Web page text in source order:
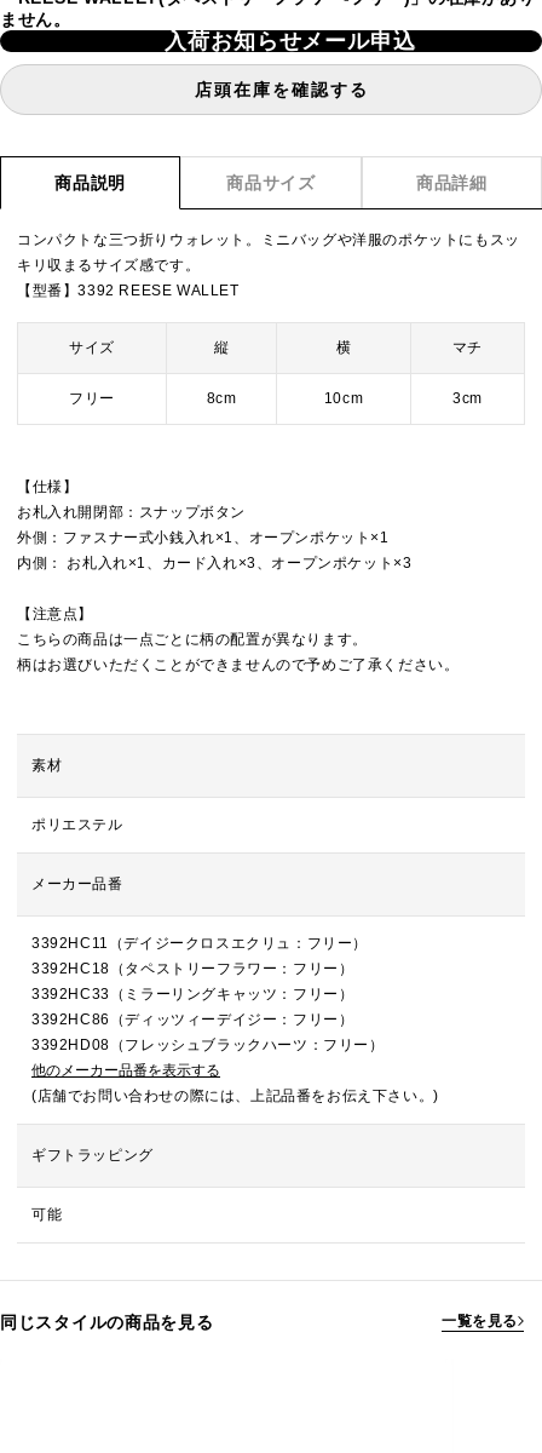
ません。
入荷お知らせメール申込
店頭在庫を確認する
商品説明 商品サイズ 商品詳細
コンパクトな三つ折りウォレット。ミニバッグや洋服のポケットにもスッ
キリ収まるサイズ感です。
【型番】3392 REESE WALLET
サイズ 縦 横 マチ
フリー 8cm 10cm 3cm
【仕様】
お札入れ開閉部：スナップボタン
外側：ファスナー式小銭入れ×1、オープンポケット×1
内側： お札入れ×1、カード入れ×3、オープンポケット×3
【注意点】
こちらの商品は一点ごとに柄の配置が異なります。
柄はお選びいただくことができませんので予めご了承ください。
素材
ポリエステル
メーカー品番
3392HC11（デイジークロスエクリュ：フリー）
3392HC18（タペストリーフラワー：フリー）
3392HC33（ミラーリングキャッツ：フリー）
3392HC86（ディッツィーデイジー：フリー）
3392HD08（フレッシュブラックハーツ：フリー）
他のメーカー品番を表示する
(店舗でお問い合わせの際には、上記品番をお伝え下さい。)
ギフトラッピング
可能
同じスタイルの商品を見る 一覧を見る